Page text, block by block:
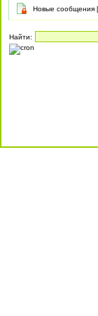
Новые сообщения
Найти: